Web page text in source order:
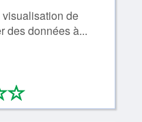
de
des données à...
**
0/4